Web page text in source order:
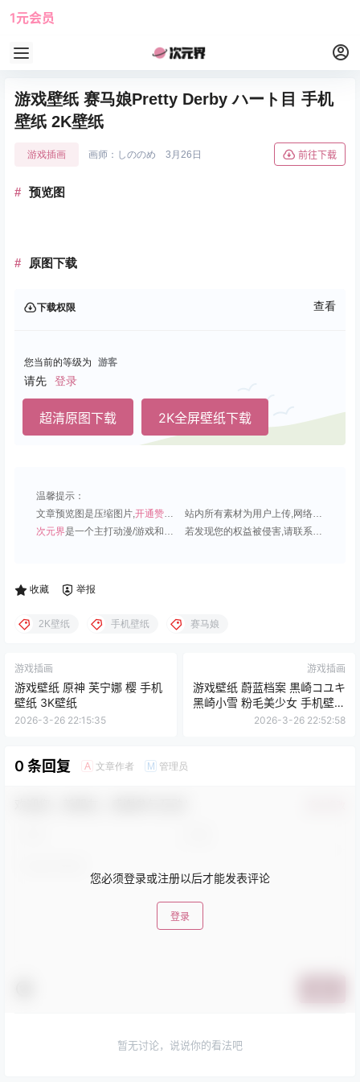
1元会员
游戏壁纸 赛马娘Pretty Derby ハート目 手机
壁纸 2K壁纸
游戏插画 画师：しののめ 3月26日 前往下载
预览图
原图下载
下载权限 查看
您当前的等级为 游客
请先 登录
超清原图下载 2K全屏壁纸下载
温馨提示：
文章预览图是压缩图片,开通赞助会员 可免费下载超清原图;
站内所有素材为用户上传,网络分享或原创,请勿用于商业用途;
次元界是一个主打动漫/游戏和虚拟偶像角色的插画壁纸平台; 若发现您的权益被侵害,请联系QQ1815919191,我们尽快处理.
收藏 举报
2K壁纸 手机壁纸 赛马娘
游戏插画
游戏壁纸 原神 芙宁娜 樱 手机
壁纸 3K壁纸
2026-3-26 22:15:35
游戏插画
游戏壁纸 蔚蓝档案 黒崎コユキ
黑崎小雪 粉毛美少女 手机壁纸
6K壁纸
2026-3-26 22:52:58
0 条回复 A 文章作者 M 管理员
您必须登录或注册以后才能发表评论
登录
暂无讨论，说说你的看法吧